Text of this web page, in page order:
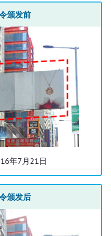
颁发前
年7月21日
颁发后